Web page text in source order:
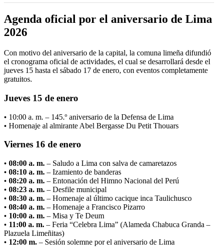
Agenda oficial por el aniversario de Lima
2026
Con motivo del aniversario de la capital, la comuna limeña difundió
el cronograma oficial de actividades, el cual se desarrollará desde el
jueves 15 hasta el sábado 17 de enero, con eventos completamente
gratuitos.
Jueves 15 de enero
• 10:00 a. m. – 145.º aniversario de la Defensa de Lima
• Homenaje al almirante Abel Bergasse Du Petit Thouars
Viernes 16 de enero
• 08:00 a. m. – Saludo a Lima con salva de camaretazos
• 08:10 a. m. – Izamiento de banderas
• 08:20 a. m. – Entonación del Himno Nacional del Perú
• 08:23 a. m. – Desfile municipal
• 08:30 a. m. – Homenaje al último cacique inca Taulichusco
• 08:40 a. m. – Homenaje a Francisco Pizarro
• 10:00 a. m. – Misa y Te Deum
• 11:00 a. m. – Feria “Celebra Lima” (Alameda Chabuca Granda –
Plazuela Limeñitas)
• 12:00 m. – Sesión solemne por el aniversario de Lima